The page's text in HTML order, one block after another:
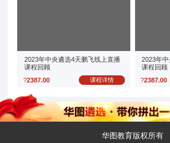
2023年中央遴选4天鹏飞线上直播
课程回顾
?2387.00 课程详情
2023年
课程回顾
?2387.00
华图教育版权所有